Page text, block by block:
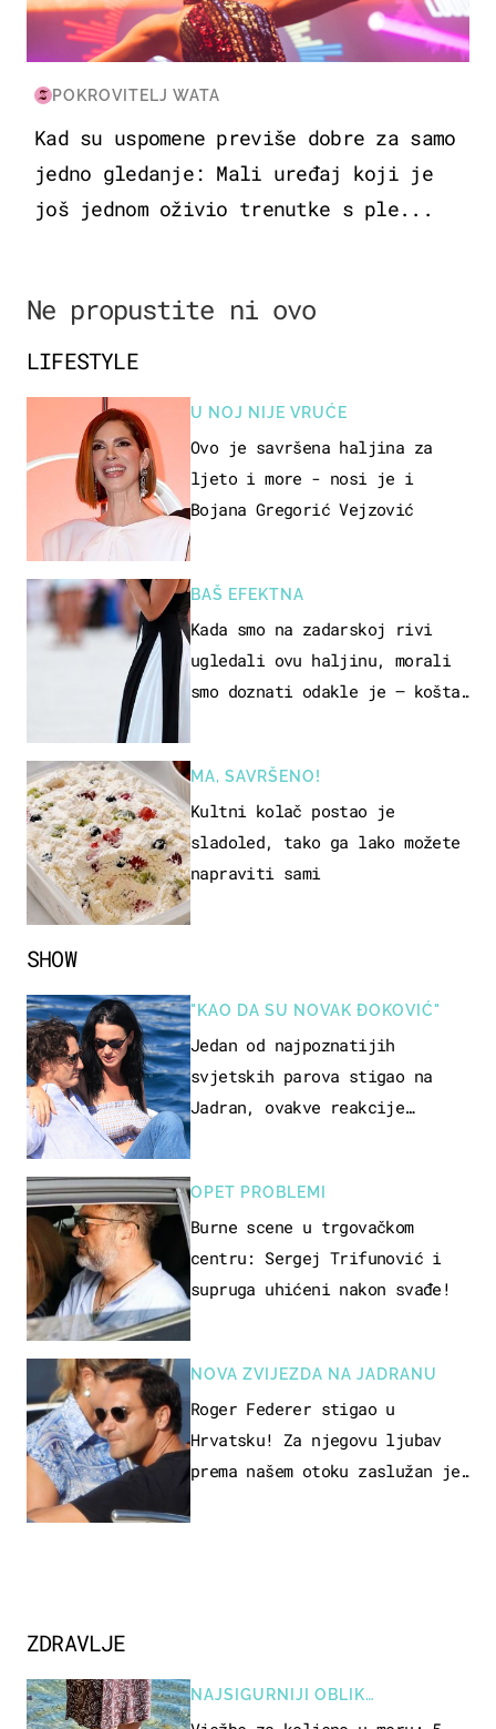
POKROVITELJ WATA
Kad su uspomene previše dobre za samo
jedno gledanje: Mali uređaj koji je
još jednom oživio trenutke s ple...
Ne propustite ni ovo
SHOW
"KAO DA SU NOVAK ĐOKOVIĆ"
Jedan od najpoznatijih
svjetskih parova stigao na
Jadran, ovakve reakcije
OPET PROBLEMI
Burne scene u trgovačkom
centru: Sergej Trifunović i
supruga uhićeni nakon svađe!
NOVA ZVIJEZDA NA JADRANU
Roger Federer stigao u
Hrvatsku! Za njegovu ljubav
prema našem otoku zaslužan je
ZDRAVLJE
NAJSIGURNIJI OBLIK
LIFESTYLE
U NOJ NIJE VRUĆE
Ovo je savršena haljina za
ljeto i more - nosi je i
Bojana Gregorić Vejzović
BAŠ EFEKTNA
Kada smo na zadarskoj rivi
ugledali ovu haljinu, morali
smo doznati odakle je – košta
MA, SAVRŠENO!
Kultni kolač postao je
sladoled, tako ga lako možete
napraviti sami